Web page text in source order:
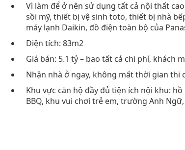
Vì làm để ở nên sử dụng tất cả nội thất
sồi mỹ, thiết bị vệ sinh toto, thiết bị nhà
máy lạnh Daikin, đồ điện toàn bộ của
Diện tích: 83m2
Giá bán: 5.1 tỷ – bao tất cả chi phí, khách
Nhận nhà ở ngay, không mất thời gian thi
Khu vực căn hộ đầy đủ tiện ích nội khu:
BBQ, khu vui chơi trẻ em, trường Anh